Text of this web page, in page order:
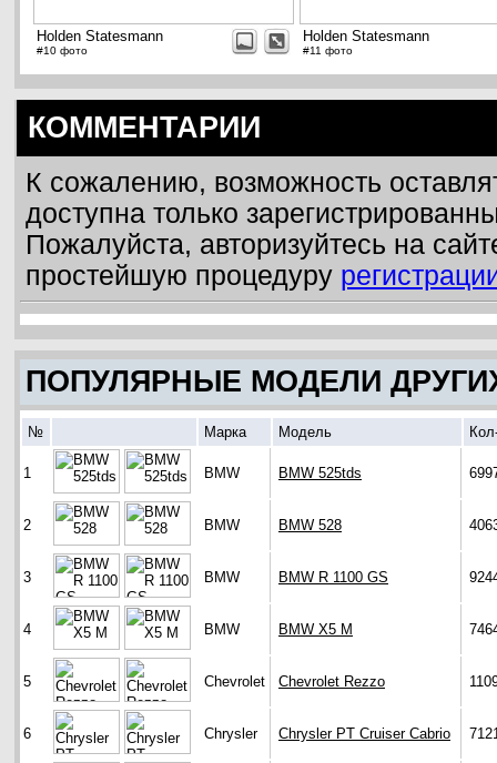
Holden Statesmann
#10 фото
Holden Statesmann
#11 фото
КОММЕНТАРИИ
К сожалению, возможность
доступна только
Пожалуйста, авторизуйтесь на
простейшую процедуру
ПОПУЛЯРНЫЕ МОДЕЛИ
№ Марка Модель
1 BMW BMW 525tds
2 BMW BMW 528
3 BMW BMW R 1100 GS
4 BMW BMW X5 M
5 Chevrolet Chevrolet Rezzo
6 Chrysler Chrysler PT Cruiser Cabrio